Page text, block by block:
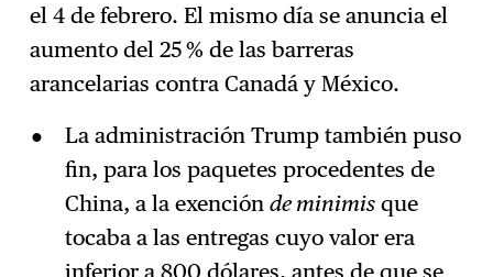
el 4 de febrero. El mismo día se anuncia el
aumento del 25 % de las barreras
arancelarias contra Canadá y México.
La administración Trump también puso
fin, para los paquetes procedentes de
China, a la exención de minimisque
tocaba a las entregas cuyo valor era
inferior a 800 dólares, antes de que se